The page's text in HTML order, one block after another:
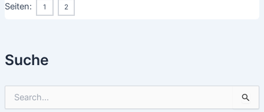
Suche
Seiten: 1 2